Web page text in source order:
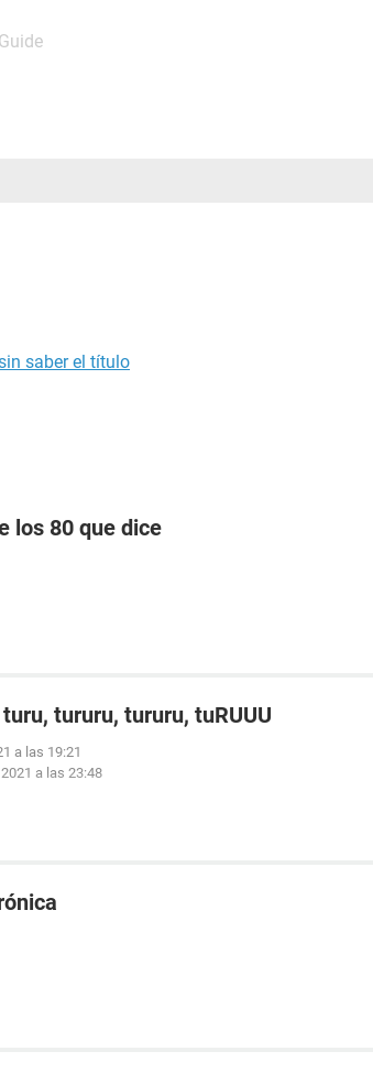
saber el título
los 80 que dice
tururu, tururu, tuRUUU
a las 19:21
a las 23:48